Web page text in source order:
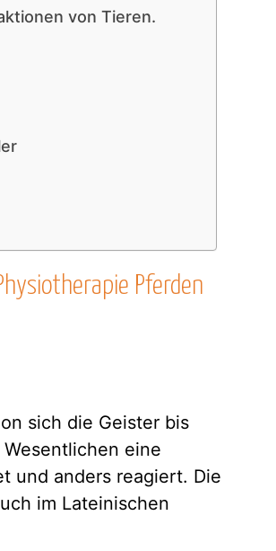
von Tieren.
Pferden
sich die Geister bis
eine
und anders reagiert. Die
im Lateinischen